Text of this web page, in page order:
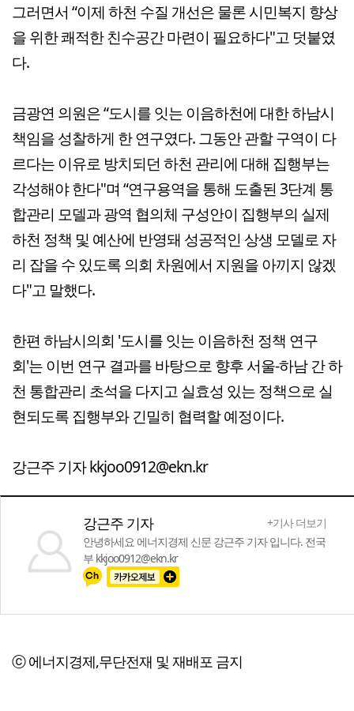
그러면서 “이제 하천 수질 개선은 물론 시민복지 향상
을 위한 쾌적한 친수공간 마련이 필요하다"고 덧붙였
다.
금광연 의원은 “도시를 잇는 이음하천에 대한 하남시
책임을 성찰하게 한 연구였다. 그동안 관할 구역이 다
르다는 이유로 방치되던 하천 관리에 대해 집행부는
각성해야 한다"며 “연구용역을 통해 도출된 3단계 통
합관리 모델과 광역 협의체 구성안이 집행부의 실제
하천 정책 및 예산에 반영돼 성공적인 상생 모델로 자
리 잡을 수 있도록 의회 차원에서 지원을 아끼지 않겠
다"고 말했다.
한편 하남시의회 '도시를 잇는 이음하천 정책 연구
회'는 이번 연구 결과를 바탕으로 향후 서울-하남 간 하
천 통합관리 초석을 다지고 실효성 있는 정책으로 실
현되도록 집행부와 긴밀히 협력할 예정이다.
강근주 기자 kkjoo0912@ekn.kr
강근주 기자
+기사 더보기
안녕하세요 에너지경제 신문 강근주 기자 입니다. 전국
부 kkjoo0912@ekn.kr
ⓒ 에너지경제,무단전재 및 재배포 금지